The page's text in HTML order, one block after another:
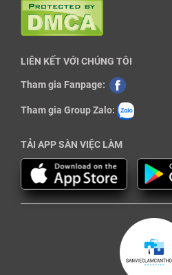
LIÊN KẾT VỚI CHÚNG TÔI
Tham gia Fanpage:
Tham gia Group Zalo:
TẢI APP SÀN VIỆC LÀM